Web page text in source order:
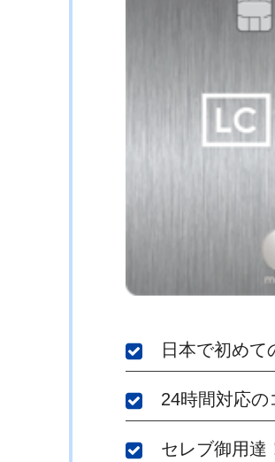
日本で初めて
24時間対応
セレブ御用達